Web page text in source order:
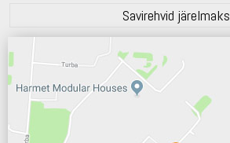
Savirehvid järelmaks